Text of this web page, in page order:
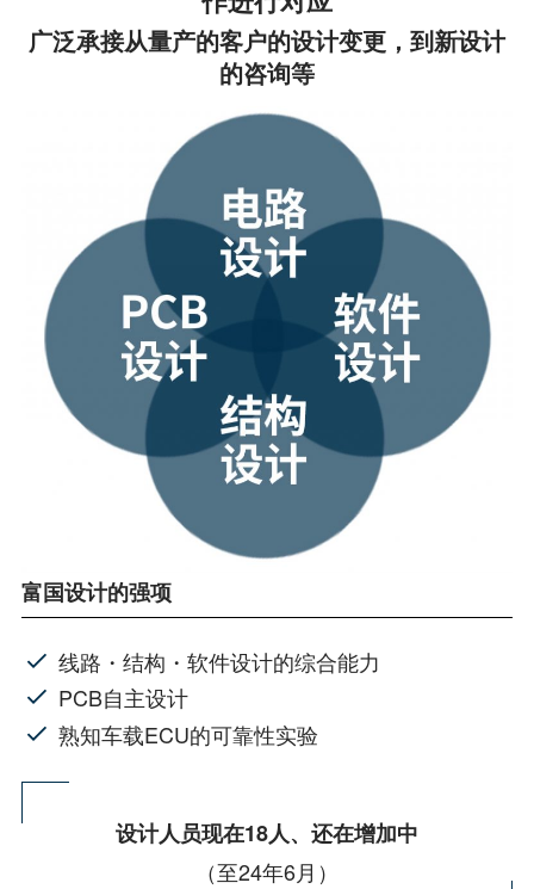
广泛承接从量产的客户的设计变更，到新设计
的咨询等
富国设计的强项
线路・结构・软件设计的综合能力
PCB自主设计
熟知车载ECU的可靠性实验
设计人员现在18人、还在增加中
（至24年6月）